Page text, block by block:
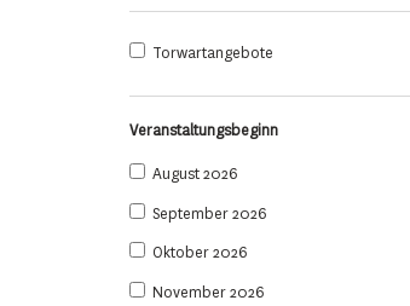
Torwartangebote
Veranstaltungsbeginn
August 2026
September 2026
Oktober 2026
November 2026